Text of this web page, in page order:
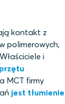
kontakt z
polimerowych,
i
MCT firmy
jest tłumienie